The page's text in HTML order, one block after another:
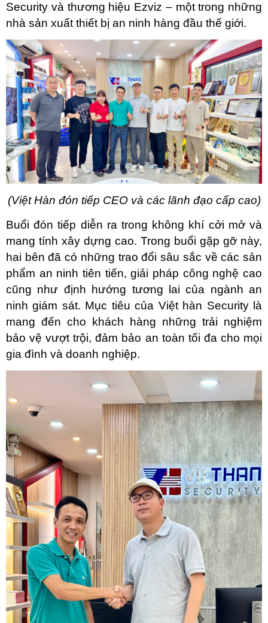
Security và thương hiệu Ezviz – một trong những
nhà sản xuất thiết bị an ninh hàng đầu thế giới.
(Việt Hàn đón tiếp CEO và các lãnh đạo cấp cao)
Buổi đón tiếp diễn ra trong không khí cởi mở và
mang tính xây dựng cao. Trong buổi gặp gỡ này,
hai bên đã có những trao đổi sâu sắc về các sản
phẩm an ninh tiên tiến, giải pháp công nghệ cao
cũng như định hướng tương lai của ngành an
ninh giám sát. Mục tiêu của Việt hàn Security là
mang đến cho khách hàng những trải nghiệm
bảo vệ vượt trội, đảm bảo an toàn tối đa cho mọi
gia đình và doanh nghiệp.